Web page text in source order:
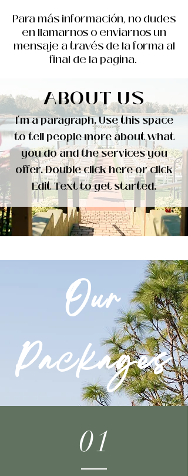
Para más información, no dudes
en llamarnos o enviarnos un
mensaje a través de la forma al
final de la pagina.
ABOUT US
I’m a paragraph. Use this space
to tell people more about what
you do and the services you
offer. Double click here or click
Edit Text to get started.
Our
Packages
01